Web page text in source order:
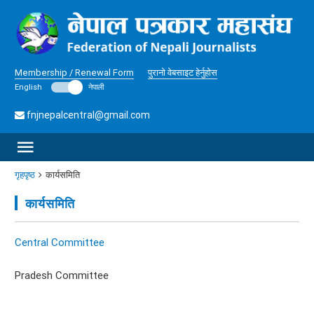
Membership / Renewal Form पुरानो वेबसाइट हेर्नुहोस
English नेपाली
fnjnepalcentral@gmail.com
गृहपृष्ठ कार्यसमिति
कार्यसमिति
Central Committee
Pradesh Committee